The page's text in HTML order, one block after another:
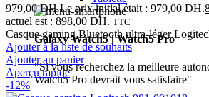
Galaxy Watch5 | Watch5 Pro
"Si vous recherchez la meilleure
Watch5 Pro devrait vous satisfaire"
979,00DH Le prix initial était : 979,00 DH.
actuel est : 898,00 DH. TTC
Casque gaming Bluetooth ultra-léger
Ajouter à la liste de souhaits
Ajouter au panier
Aperçu rapide
-12%